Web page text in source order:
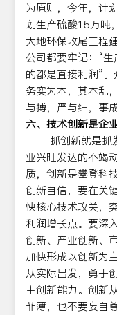
为原则，今年，计
划生产硫酸15万吨
大地环保收尾工程
公司都要牢记：“
的都是直接利润”。
务实为本，其本乱
与搏，严与细，事
六、技术创新是企
抓创新就是抓发
业兴旺发达的不竭
质，创新是攀登科
创新自信，要在关
快核心技术攻关，
利润增长点。要深
创新、产业创新、
加快形成以创新为
从实际出发，勇于
主创新能力。创新
菲薄，也不要妄自